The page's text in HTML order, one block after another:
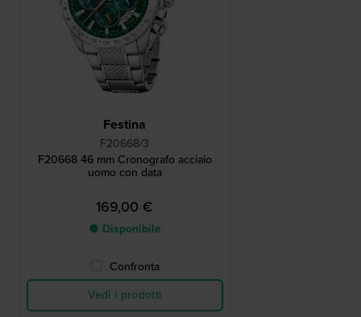
Festina
F20668/3
F20668 46 mm Cronografo acciaio
uomo con data
169,00 €
● Disponibile
Confronta
Vedi i prodotti